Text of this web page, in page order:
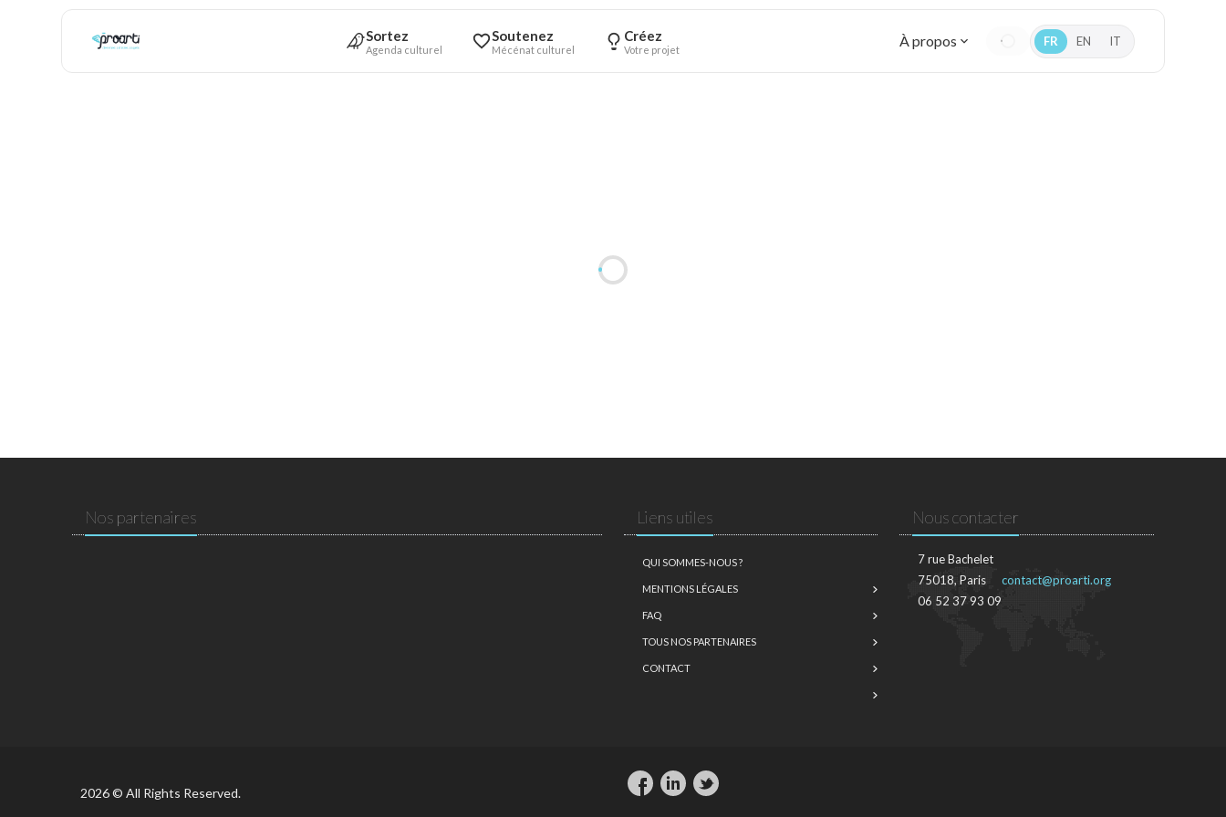
Sortez
Agenda culturel
Soutenez
Mécénat culturel
Créez
Votre projet À propos FR EN IT
Nos partenaires Liens utiles
QUI SOMMES-NOUS ?
MENTIONS LÉGALES
FAQ
TOUS NOS PARTENAIRES
CONTACT
Nous contacter
7 rue Bachelet
75018, Paris
06 52 37 93 09
contact@proarti.org
2026 © All Rights Reserved.